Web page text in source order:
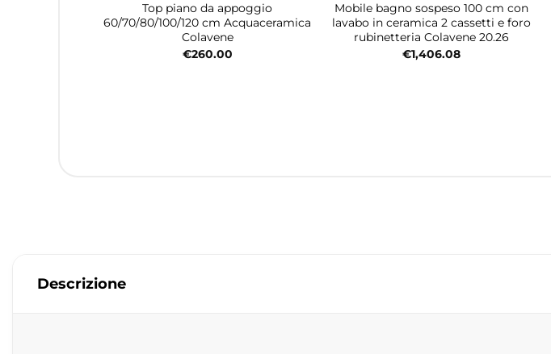
Top piano da appoggio
60/70/80/100/120 cm Acquaceramica
Colavene
€260.00
Mobile bagno sospeso 100 cm con
lavabo in ceramica 2 cassetti e foro
rubinetteria Colavene 20.26
€1,406.08
Descrizione